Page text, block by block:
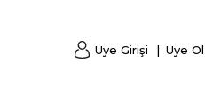
Üye Girişi Üye Ol